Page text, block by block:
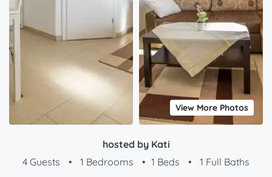
View More Photos
hosted by Kati
4 Guests
• 1 Bedrooms • 1 Beds • 1 Full Baths